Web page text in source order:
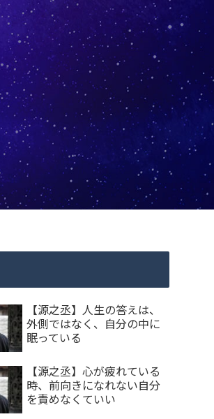
【源之丞】人生の答えは、
外側ではなく、自分の中に
眠っている
【源之丞】心が疲れている
時、前向きになれない自分
を責めなくていい